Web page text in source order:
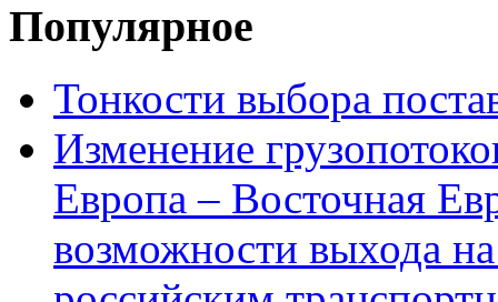
Популярное
Тонкости выбора
Изменение
Европа – Восточная
возможности выхода